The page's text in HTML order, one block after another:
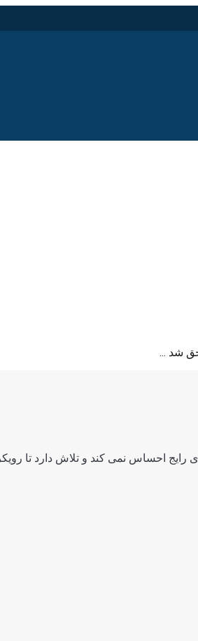
احساس نمی کند و تلاش دارد تا